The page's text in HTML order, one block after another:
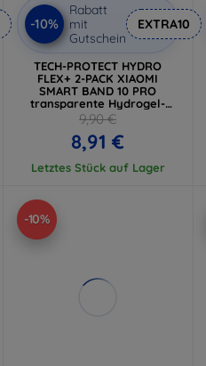
-10%
Rabatt
mit
Gutschein
EXTRA10
TECH-PROTECT HYDRO
FLEX+ 2-PACK XIAOMI
SMART BAND 10 PRO
transparente Hydrogel-
Schutzfolie
9,90 €
8,91 €
Letztes Stück auf Lager
-10%